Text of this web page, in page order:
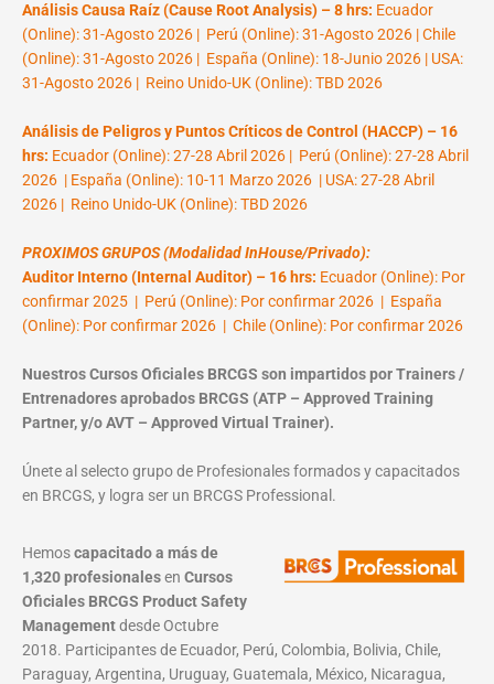
Análisis Causa Raíz (Cause Root Analysis) – 8 hrs: Ecuador
(Online): 31-Agosto 2026 | Perú (Online): 31-Agosto 2026 | Chile
(Online): 31-Agosto 2026 | España (Online): 18-Junio 2026 | USA:
31-Agosto 2026 | Reino Unido-UK (Online): TBD 2026
Análisis de Peligros y Puntos Críticos de Control (HACCP) – 16
hrs: Ecuador (Online): 27-28 Abril 2026 | Perú (Online): 27-28 Abril
2026 | España (Online): 10-11 Marzo 2026 | USA: 27-28 Abril
2026 | Reino Unido-UK (Online): TBD 2026
PROXIMOS GRUPOS (Modalidad InHouse/Privado):
Auditor Interno (Internal Auditor) – 16 hrs: Ecuador (Online): Por
confirmar 2025 | Perú (Online): Por confirmar 2026 | España
(Online): Por confirmar 2026 | Chile (Online): Por confirmar 2026
Nuestros Cursos Oficiales BRCGS son impartidos por Trainers /
Entrenadores aprobados BRCGS (ATP – Approved Training
Partner, y/o AVT – Approved Virtual Trainer).
Únete al selecto grupo de Profesionales formados y capacitados
en BRCGS, y logra ser un BRCGS Professional.
Hemoscapacitado a más de
1,320 profesionalesen Cursos
Oficiales BRCGS Product Safety
Managementdesde Octubre
2018. Participantes de Ecuador, Perú, Colombia, Bolivia, Chile,
Paraguay, Argentina, Uruguay, Guatemala, México, Nicaragua,